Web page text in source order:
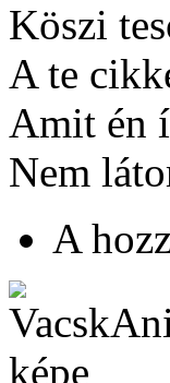
Köszi
A te
Amit én
Nem
A